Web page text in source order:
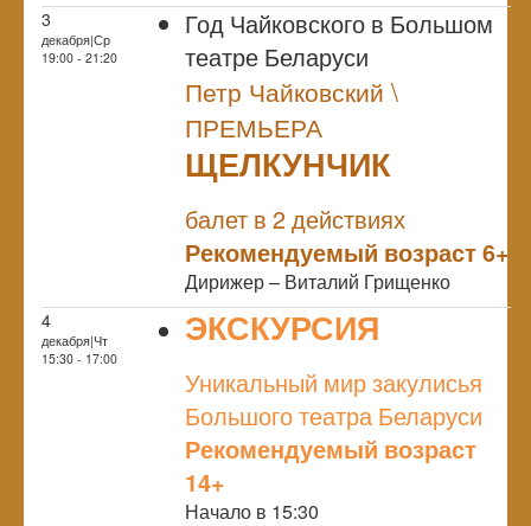
3
декабря|Ср
19:00 - 21:20
Год Чайковского в Большом
театре Беларуси
Петр Чайковский \
ПРЕМЬЕРА
ЩЕЛКУНЧИК
балет в 2 действиях
Рекомендуемый возраст 6+
Дирижер – Виталий Грищенко
4
декабря|Чт
15:30 - 17:00
ЭКСКУРСИЯ
Уникальный мир закулисья
Большого театра Беларуси
Рекомендуемый возраст
14+
Начало в 15:30